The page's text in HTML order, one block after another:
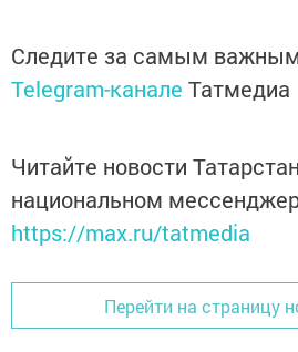
Следите за самым
Telegram-канале Татмедиа
Читайте новости
национальном
https://max.ru/tatmedia
Перейти на страницу